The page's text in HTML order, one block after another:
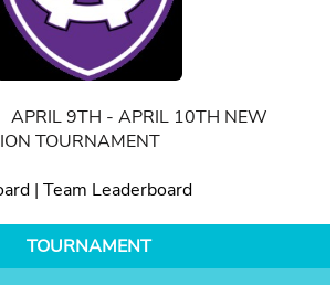
APRIL 9TH - APRIL 10TH NEW
TOURNAMENT
| Team Leaderboard
TOURNAMENT